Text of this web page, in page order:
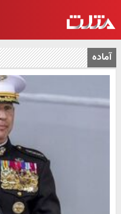
آماده